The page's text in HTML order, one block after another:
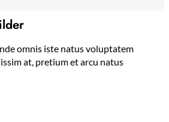
omnis iste natus voluptatem
at, pretium et arcu natus